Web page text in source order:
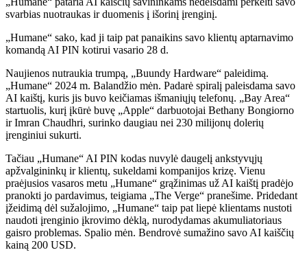
svarbias nuotraukas ir duomenis į išorinį įrenginį.
„Humane“ sako, kad ji taip pat panaikins savo klientų aptarnavimo
komandą AI PIN kotirui vasario 28 d.
Naujienos nutraukia trumpą, „Buundy Hardware“ paleidimą.
„Humane“ 2024 m. Balandžio mėn. Padarė spiralį paleisdama savo
AI kaištį, kuris jis buvo keičiamas išmaniųjų telefonų. „Bay Area“
startuolis, kurį įkūrė buvę „Apple“ darbuotojai Bethany Bongiorno
ir Imran Chaudhri, surinko daugiau nei 230 milijonų dolerių
įrenginiui sukurti.
Tačiau „Humane“ AI PIN kodas nuvylė daugelį ankstyvųjų
apžvalgininkų ir klientų, sukeldami kompanijos krizę. Vienu
praėjusios vasaros metu „Humane“ grąžinimas už AI kaištį pradėjo
pranokti jo pardavimus, teigiama „The Verge“ pranešime. Pridedant
įžeidimą dėl sužalojimo, „Humane“ taip pat liepė klientams nustoti
naudoti įrenginio įkrovimo dėklą, nurodydamas akumuliatoriaus
gaisro problemas. Spalio mėn. Bendrovė sumažino savo AI kaiščių
kainą 200 USD.